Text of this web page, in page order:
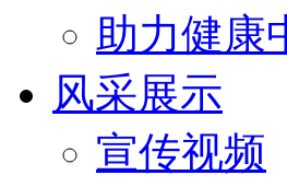
助力健康
风采展示
宣传视频